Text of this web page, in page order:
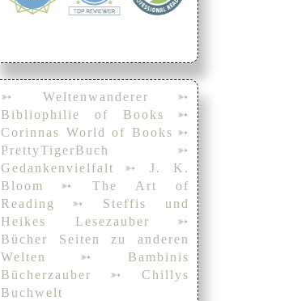
➳ Weltenwanderer
➳
Bibliophilie of Books
➳
Corinnas World of Books ➳
PrettyTigerBuch
➳
Gedankenvielfalt
➳ J. K.
Bloom
➳ The Art of
Reading
➳ Steffis und
Heikes Lesezauber
➳
Bücher Seiten zu anderen
Welten
➳ Bambinis
Bücherzauber
➳ Chillys
Buchwelt